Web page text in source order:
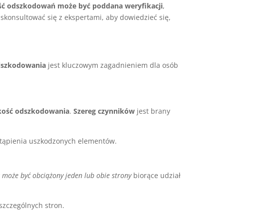
odszkodowań może być poddana weryfikacji,
się z ekspertami, aby dowiedzieć się,
jest kluczowym zagadnieniem dla osób
odszkodowania.Szereg czynników jest brany
uszkodzonych elementów.
może być obciążony jeden lub obie stronybiorące udział
stron.